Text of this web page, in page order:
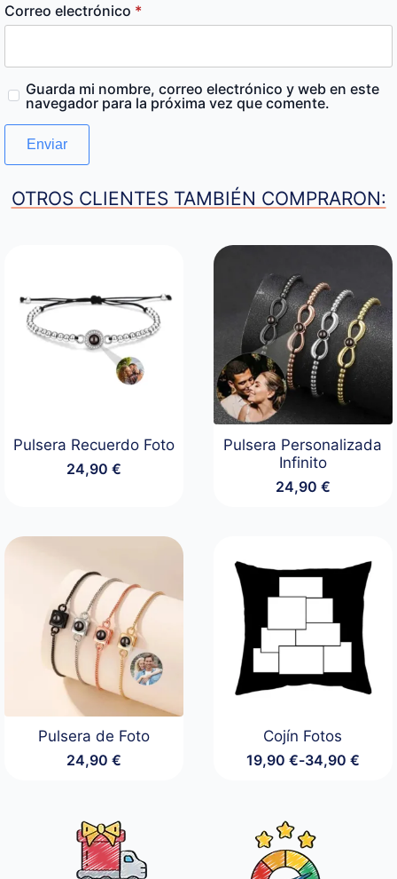
Correo electrónico *
Guarda mi nombre, correo electrónico y web en este
navegador para la próxima vez que comente.
OTROS CLIENTES TAMBIÉN COMPRARON:
Pulsera Recuerdo Foto
24,90€
Pulsera Personalizada
Infinito
24,90 €
Pulsera de Foto
24,90€
Cojín Fotos
19,90 €-34,90 €
Rango
19,90 €
hasta
34,90 €